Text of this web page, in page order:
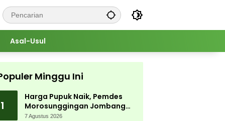
Asal-Usul
Minggu Ini
1
Harga Pupuk Naik, Pemdes
Morosunggingan Jombang
Cari Solusi Lewat Kajian
7 Agustus 2026